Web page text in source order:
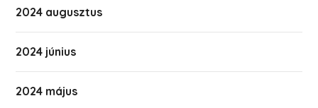
2024 augusztus
2024 június
2024 május